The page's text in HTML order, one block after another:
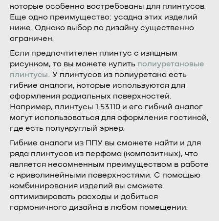
которые особенно востребованы для плинтусов.
Еще одно преимущество: усадка этих изделий
ниже. Однако выбор по дизайну существенно
ограничен.
Если предпочтителен плинтус с изящным
рисунком, то вы можете купить полиуретановые
плинтусы. У плинтусов из полиуретана есть
гибкие аналоги, которые используются для
оформления радиальных поверхностей.
Например, плинтусы 1.53.110 и его гибкий аналог
могут использоваться для оформления гостиной,
где есть полукруглый эркер.
Гибкие аналоги из ППУ вы сможете найти и для
ряда плинтусов из перфома (композитных), что
является несомненным преимуществом в работе
с криволинейными поверхностями. С помощью
комбинирования изделий вы сможете
оптимизировать расходы и добиться
гармоничного дизайна в любом помещении.